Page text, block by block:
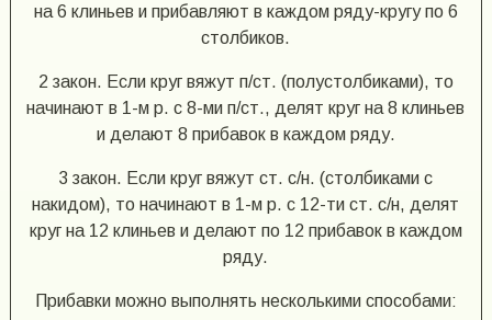
на 6 клиньев и прибавляют в каждом ряду-кругу по 6
столбиков.
2 закон. Если круг вяжут п/ст. (полустолбиками), то
начинают в 1-м р. с 8-ми п/ст., делят круг на 8 клиньев
и делают 8 прибавок в каждом ряду.
3 закон. Если круг вяжут ст. с/н. (столбиками с
накидом), то начинают в 1-м р. с 12-ти ст. с/н, делят
круг на 12 клиньев и делают по 12 прибавок в каждом
ряду.
Прибавки можно выполнять несколькими способами: